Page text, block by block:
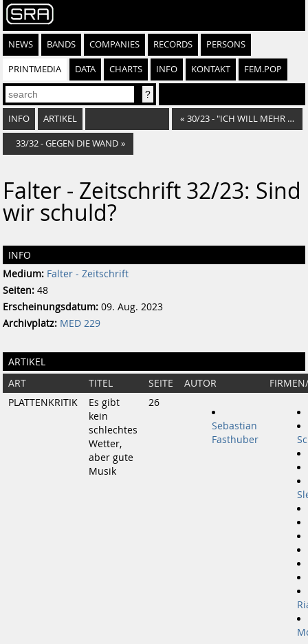
NEWS BANDS COMPANIES RECORDS PERSONS
PRINTMEDIA DATA CHARTS INFO KONTAKT FEM.POP
INFO ARTIKEL « 30/23 - "ICH WILL MEHR FEUER SPÜREN"
33/32 - GEGEN DIE WAND »
Falter - Zeitschrift 32/23: Sind
wir schuld?
INFO
Medium: Falter - Zeitschrift
Seiten: 48
Erscheinungsdatum: 09. Aug. 2023
Archivplatz: MED 229
ARTIKEL
ART TITEL SEITE AUTOR
PLATTENKRITIK
Es gibt
kein
schlechtes
Wetter,
aber gute
Musik
26
Sebastian
Fasthuber